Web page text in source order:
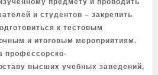
предмету и проводить
и студентов – закрепить
к тестовым
и итоговым мероприятиям.
профессорско-
высших учебных заведений,